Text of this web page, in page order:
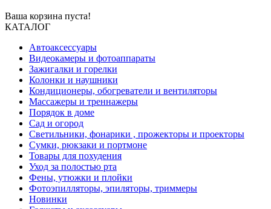
Ваша корзина пуста!
КАТАЛОГ
Автоаксессуары
Видеокамеры и фотоаппараты
Зажигалки и горелки
Колонки и наушники
Кондиционеры, обогреватели и вентиляторы
Массажеры и треннажеры
Порядок в доме
Сад и огород
Светильники, фонарики , прожекторы и проекторы
Сумки, рюкзаки и портмоне
Товары для похудения
Уход за полостью рта
Фены, утюжки и плойки
Фотоэпилляторы, эпиляторы, триммеры
Новинки